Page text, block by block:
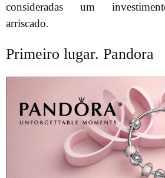
consideradas um
arriscado.
Primeiro lugar. Pandora